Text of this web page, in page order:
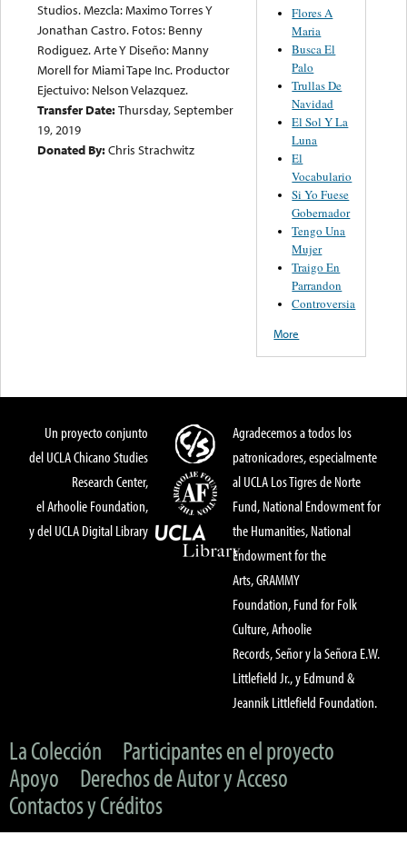
Studios. Mezcla: Maximo Torres Y
Jonathan Castro. Fotos: Benny
Rodiguez. Arte Y Diseño: Manny
Morell for Miami Tape Inc. Productor
Ejectuivo: Nelson Velazquez.
Transfer Date:Thursday, September
19, 2019
Donated By:Chris Strachwitz
Flores A
Maria
Busca El
Palo
Trullas De
Navidad
El Sol Y La
Luna
El
Vocabulario
Si Yo Fuese
Gobernador
Tengo Una
Mujer
Traigo En
Parrandon
Controversia
More
Un proyecto conjunto
del UCLA Chicano Studies
Research Center,
el Arhoolie Foundation,
y del UCLA Digital Library
Agradecemos a todos los
patronicadores, especialmente
al UCLA Los Tigres de Norte
Fund, National Endowment for
the Humanities, National
Endowment for the
Arts, GRAMMY
Foundation, Fund for Folk
Culture, Arhoolie
Records, Señor y la Señora E.W.
Littlefield Jr., y Edmund &
Jeannik Littlefield Foundation.
La Colección
Participantes en el proyecto
Apoyo
Derechos de Autor y Acceso
Contactos y Créditos